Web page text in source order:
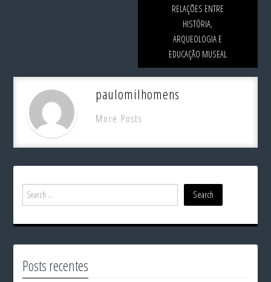
RELAÇÕES ENTRE
HISTÓRIA,
ARQUEOLOGIA E
EDUCAÇÃO MUSEAL
paulomilhomens
More Posts
Posts recentes